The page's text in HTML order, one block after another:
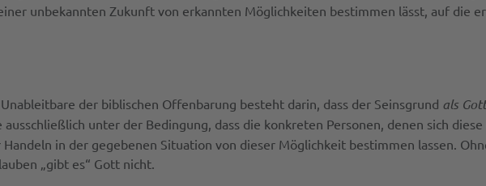
unbekannten Zukunft von erkannten Möglichkeiten bestimmen lässt, auf die
der biblischen Offenbarung besteht darin, dass der Seinsgrund als
unter der Bedingung, dass die konkreten Personen, denen sich
in der gegebenen Situation von dieser Möglichkeit bestimmen lassen.
„gibt es“ Gott nicht.